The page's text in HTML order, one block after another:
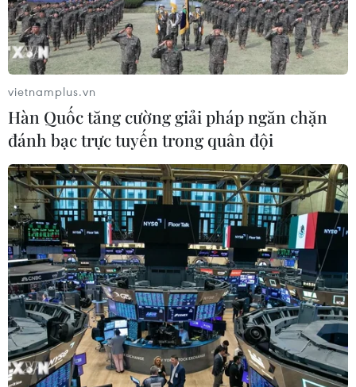
Mạng lưới trên gồm 10 phần tử trong đó có hai phụ nữ
tuổi từ 25-45, có mối quan hệ với nhóm khủng bố
Katibet Okba Ibn Nafaa, nhánh của tổ chức al-Qaeda
tại Bắc Phi (AQIM).
Tunisia quyết chống sự trở lại của các
vietnamplus.vn
Hàn Quốc tăng cường giải pháp ngăn chặn
đánh bạc trực tuyến trong quân đội